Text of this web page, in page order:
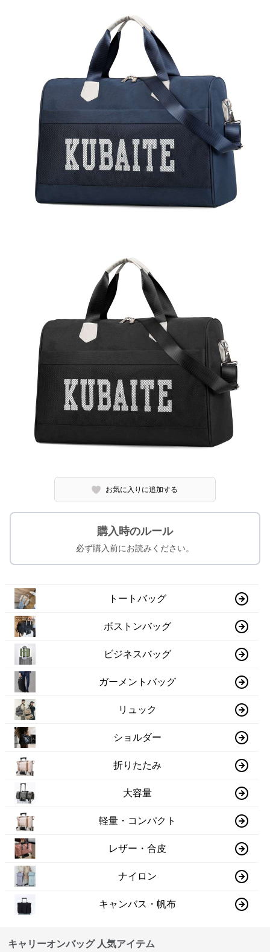
お気に入りに追加する
購入時のルール
必ず購入前にお読みください。
トートバッグ
ボストンバッグ
ビジネスバッグ
ガーメントバッグ
リュック
ショルダー
折りたたみ
大容量
軽量・コンパクト
レザー・合皮
ナイロン
キャンバス・帆布
キャリーオンバッグ 人気アイテム